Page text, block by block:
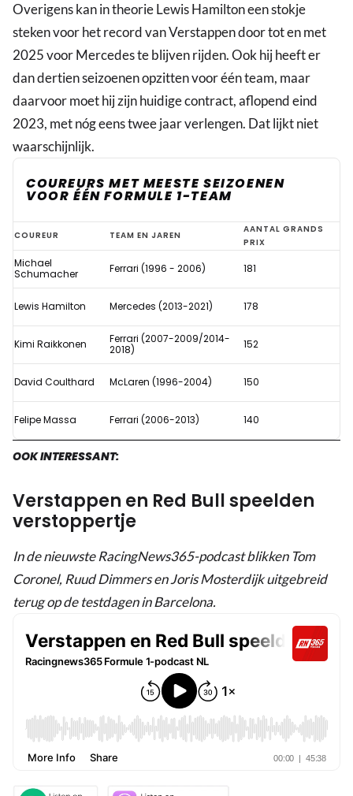
Overigens kan in theorie Lewis Hamilton een stokje
steken voor het record van Verstappen door tot en met
2025 voor Mercedes te blijven rijden. Ook hij heeft er
dan dertien seizoenen opzitten voor één team, maar
daarvoor moet hij zijn huidige contract, aflopend eind
2023, met nóg eens twee jaar verlengen. Dat lijkt niet
waarschijnlijk.
COUREURS MET MEESTE SEIZOENEN
VOOR ÉÉN FORMULE 1-TEAM
Verstappen
rijdt
met
nieuw
Bull-
contract
oud
Schumacher
aan
COUREUR TEAM EN JAREN
AANTAL GRANDS
PRIX
Michael
Schumacher
Ferrari (1996 - 2006) 181
Lewis Hamilton Mercedes (2013-2021) 178
Kimi Raikkonen
Ferrari (2007-2009/2014-
2018)
152
David Coulthard McLaren (1996-2004) 150
Felipe Massa Ferrari (2006-2013) 140
OOK INTERESSANT:
Verstappen en Red Bull speelden
verstoppertje
In de nieuwste RacingNews365-podcast blikken Tom
Coronel, Ruud Dimmers en Joris Mosterdijk uitgebreid
terug op de testdagen in Barcelona.